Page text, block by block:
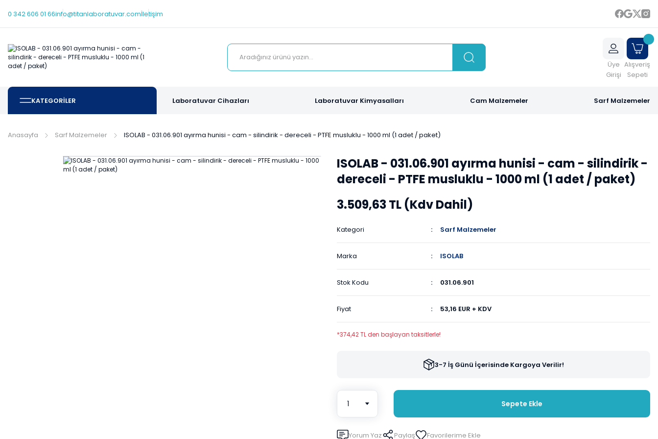
0 342 606 01 66info@titanlaboratuvar.comİletişim
Üye
Girişi
Alışveriş
Sepeti
KATEGORİLER Laboratuvar Cihazları Laboratuvar Kimyasalları Cam Malzemeler Sarf Malzemeler
Anasayfa Sarf Malzemeler ISOLAB - 031.06.901 ayırma hunisi - cam - silindirik - dereceli - PTFE musluklu - 1000 ml (1 adet / paket)
ISOLAB - 031.06.901 ayırma hunisi - cam - silindirik -
dereceli - PTFE musluklu - 1000 ml (1 adet / paket)
3.509,63 TL (Kdv Dahil)
Kategori Sarf Malzemeler
Marka ISOLAB
Stok Kodu 031.06.901
Fiyat 53,16 EUR + KDV
*374,42 TL den başlayan taksitlerle!
3-7 İş Günü İçerisinde Kargoya Verilir!
Sepete Ekle
Yorum Yaz Paylaş